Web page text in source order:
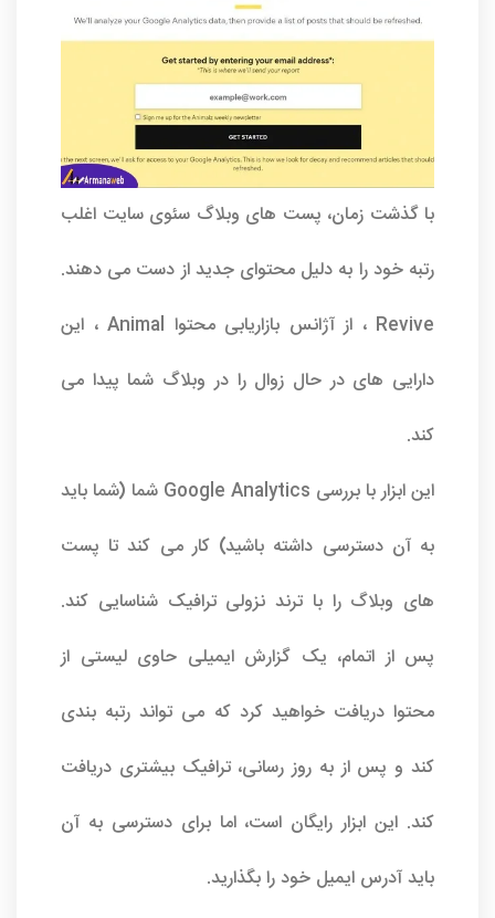
با گذشت زمان، پست های وبلاگ سئوی سایت اغلب
رتبه خود را به دلیل محتوای جدید از دست می دهند.
Revive ، از آژانس بازاریابی محتوا Animal ، این
دارایی های در حال زوال را در وبلاگ شما پیدا می
کند.
این ابزار با بررسی Google Analytics شما (شما باید
به آن دسترسی داشته باشید) کار می کند تا پست
های وبلاگ را با ترند نزولی ترافیک شناسایی کند.
پس از اتمام، یک گزارش ایمیلی حاوی لیستی از
محتوا دریافت خواهید کرد که می تواند رتبه بندی
کند و پس از به روز رسانی، ترافیک بیشتری دریافت
کند. این ابزار رایگان است، اما برای دسترسی به آن
باید آدرس ایمیل خود را بگذارید.